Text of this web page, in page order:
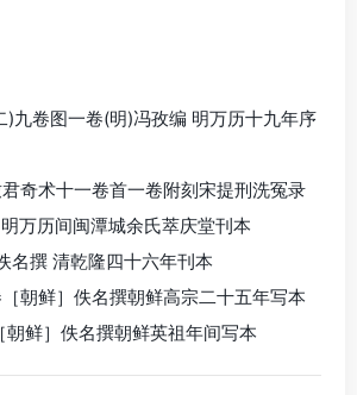
)九卷图一卷(明)冯孜编 明万历十九年序
奇术十一卷首一卷附刻宋提刑洗冤录
万历间闽潭城余氏萃庆堂刊本
名撰 清乾隆四十六年刊本
朝鲜］佚名撰朝鲜高宗二十五年写本
鲜］佚名撰朝鲜英祖年间写本